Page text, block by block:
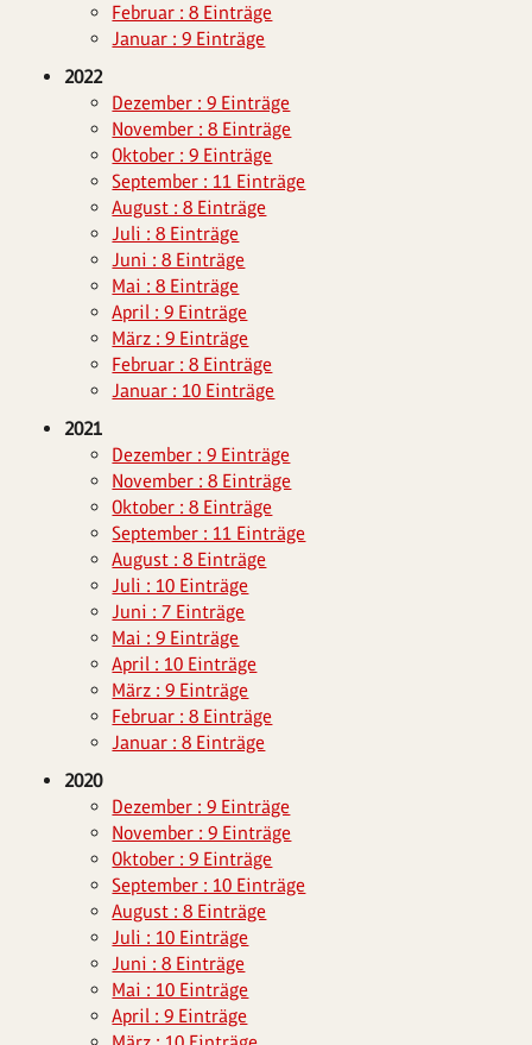
Februar : 8 Einträge
Januar : 9 Einträge
2022
Dezember : 9 Einträge
November : 8 Einträge
Oktober : 9 Einträge
September : 11 Einträge
August : 8 Einträge
Juli : 8 Einträge
Juni : 8 Einträge
Mai : 8 Einträge
April : 9 Einträge
März : 9 Einträge
Februar : 8 Einträge
Januar : 10 Einträge
2021
Dezember : 9 Einträge
November : 8 Einträge
Oktober : 8 Einträge
September : 11 Einträge
August : 8 Einträge
Juli : 10 Einträge
Juni : 7 Einträge
Mai : 9 Einträge
April : 10 Einträge
März : 9 Einträge
Februar : 8 Einträge
Januar : 8 Einträge
2020
Dezember : 9 Einträge
November : 9 Einträge
Oktober : 9 Einträge
September : 10 Einträge
August : 8 Einträge
Juli : 10 Einträge
Juni : 8 Einträge
Mai : 10 Einträge
April : 9 Einträge